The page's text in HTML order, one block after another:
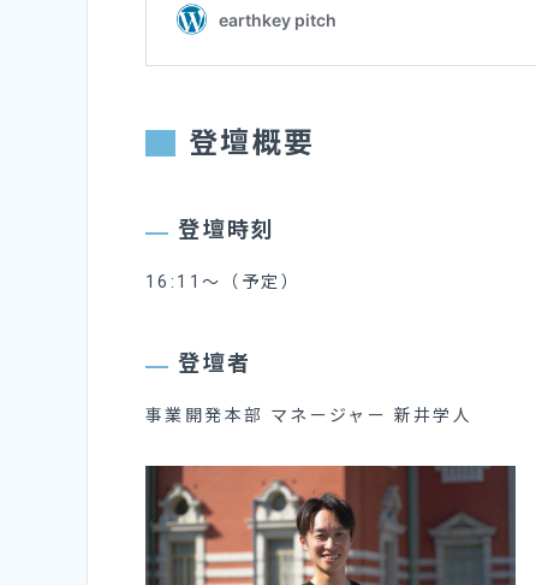
登壇概要
登壇時刻
16:11～（予定）
登壇者
事業開発本部 マネージャー 新井学人